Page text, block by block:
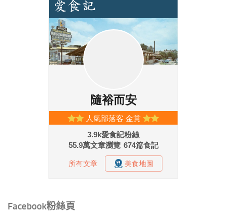
Facebook粉絲頁